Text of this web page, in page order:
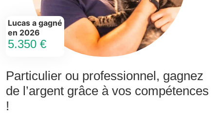
Particulier ou professionnel, gagnez
de l’argent grâce à vos compétences
!
Lucas a gagné
en 2026
5.350 €